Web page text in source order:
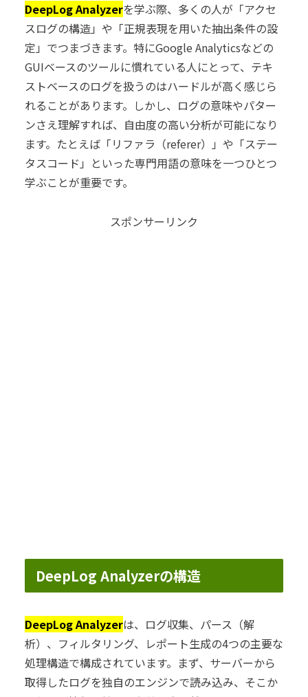
DeepLog Analyzerを学ぶ際、多くの人が「アクセ
スログの構造」や「正規表現を用いた抽出条件の設
定」でつまづきます。特にGoogle Analyticsなどの
GUIベースのツールに慣れている人にとって、テキ
ストベースのログを扱うのはハードルが高く感じら
れることがあります。しかし、ログの意味やパター
ンさえ理解すれば、自由度の高い分析が可能になり
ます。たとえば「リファラ（referer）」や「ステー
タスコード」といった専門用語の意味を一つひとつ
学ぶことが重要です。
スポンサーリンク
DeepLog Analyzerの構造
DeepLog Analyzerは、ログ収集、パース（解
析）、フィルタリング、レポート生成の4つの主要な
処理構造で構成されています。まず、サーバーから
取得したログを独自のエンジンで読み込み、そこか